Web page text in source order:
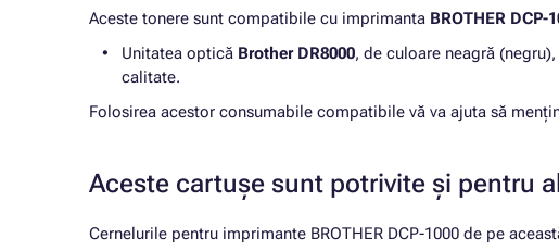
Aceste tonere sunt compatibile cu imprimanta BROTHER DCP-
Unitatea optică Brother DR8000, de culoare neagră
calitate.
Folosirea acestor consumabile compatibile vă va ajuta să
Aceste cartușe sunt potrivite și pentru
Cernelurile pentru imprimante BROTHER DCP-1000 de pe